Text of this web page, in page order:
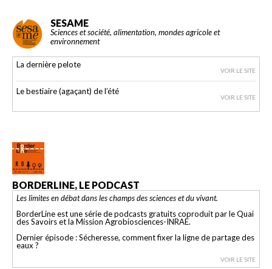
SESAME
Sciences et société, alimentation, mondes agricole et
environnement
La dernière pelote
VOIR LE SITE
Le bestiaire (agaçant) de l’été
VOIR LE SITE
BORDERLINE, LE PODCAST
Les limites en débat dans les champs des sciences et du vivant.
BorderLine est une série de podcasts gratuits coproduit par le Quai
des Savoirs et la Mission Agrobiosciences-INRAE.
Dernier épisode : Sécheresse, comment fixer la ligne de partage des
eaux ?
VOIR LE SITE